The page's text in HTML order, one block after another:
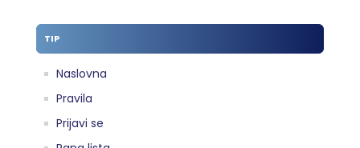
TIP
Naslovna
Pravila
Prijavi se